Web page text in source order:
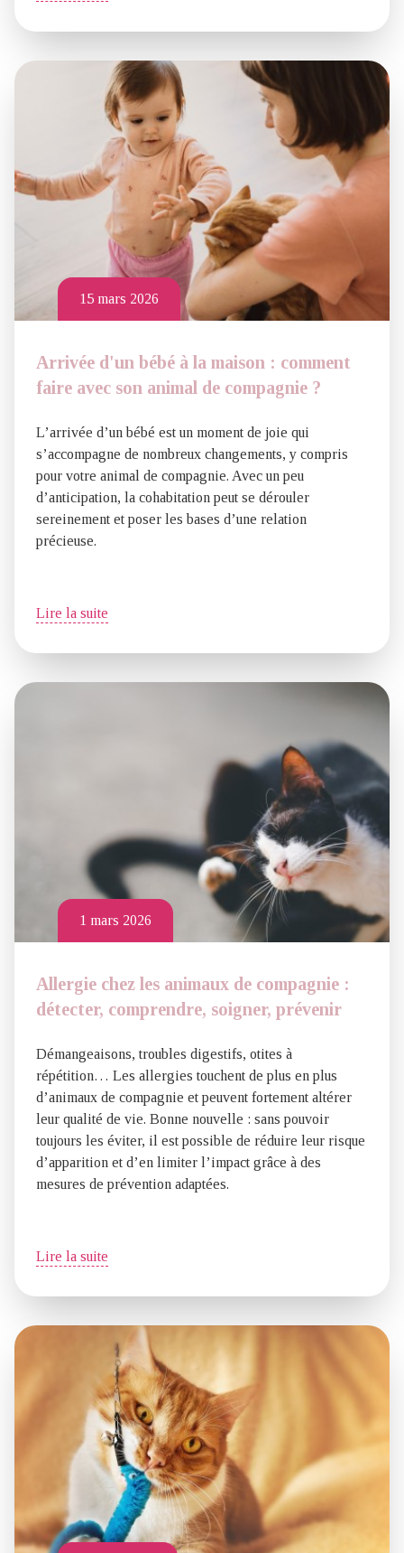
15 mars 2026
Arrivée d'un bébé à la maison : comment
faire avec son animal de compagnie ?
L’arrivée d’un bébé est un moment de joie qui
s’accompagne de nombreux changements, y compris
pour votre animal de compagnie. Avec un peu
d’anticipation, la cohabitation peut se dérouler
sereinement et poser les bases d’une relation
précieuse.
Lire la suite
1 mars 2026
Allergie chez les animaux de compagnie :
détecter, comprendre, soigner, prévenir
Démangeaisons, troubles digestifs, otites à
répétition… Les allergies touchent de plus en plus
d’animaux de compagnie et peuvent fortement altérer
leur qualité de vie. Bonne nouvelle : sans pouvoir
toujours les éviter, il est possible de réduire leur risque
d’apparition et d’en limiter l’impact grâce à des
mesures de prévention adaptées.
Lire la suite